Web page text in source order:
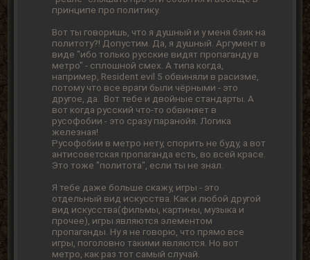
принципе про политику.
Вот ты говоришь, что я душный и у меня бзик на
политоту?! Допустим. Да, я душный. Аргумент в
виде "ибо только русские видят пропаганду в
метро" - сплошной смех. А типа когда,
например, Resident evil 5 обвиняли в расизме,
потому что все враги были чёрными - это
другое, да. Вот тебе и двойные стандарты. А
вот когда русский что-то обвиняет в
русофобии - это сразу паранойя. Логика
железная!
Русофобии в метро нету, спорить не буду, а вот
антисоветская пропаганда есть, во всей красе.
Это тоже "политота", если ты не знал.
Я тебе даже больше скажу, игры - это
отдельный вид искусства. Как и любой другой
вид искусства(фильмы, картины, музыка и
прочее), игры являются элементом
пропаганды. Ну я не говорю, что прямо все
игры, поголовно такими являются. Но вот
метро, как раз тот самый случай.